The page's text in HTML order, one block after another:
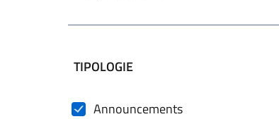
filtri da applicare
TIPOLOGIE
Announcements